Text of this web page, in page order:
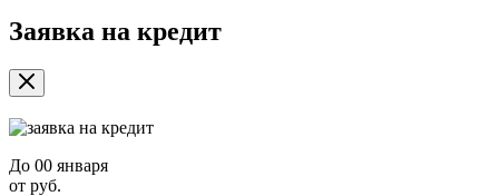
Заявка на кредит
До 00 января
от руб.